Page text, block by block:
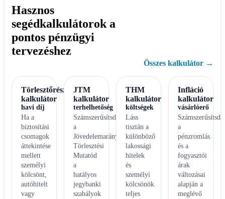
Hasznos
segédkalkulátorok a
pontos pénzügyi
tervezéshez
Összes kalkulátor →
Törlesztőrészlet
kalkulátor
havi díj
Ha a
biztosítási
csomagok
áttekintése
mellett
személyi
kölcsönt,
autóhitelt
vagy
JTM
kalkulátor
terhelhetőség
Számszerűsítsd
a
Jövedelemarányos
Törlesztési
Mutatód
a
hatályos
jegybanki
szabályok
THM
kalkulátor
költségek
Láss
tisztán a
különböző
lakossági
hitelek
és
személyi
kölcsönök
teljes
Infláció
kalkulátor
vásárlóerő
Számszerűsítsd
a
pénzromlás
és a
fogyasztói
árak
változásai
alapján a
meglévő